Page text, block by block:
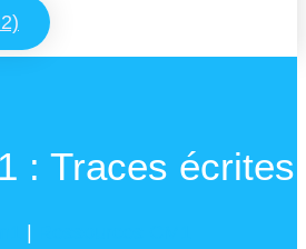
: Traces écrites